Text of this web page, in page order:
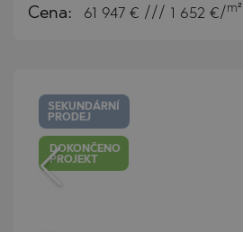
Cena: 61 947 € /// 1 652 €/ m²
SEKUNDÁRNÍ
PRODEJ
DOKONČENO
PROJEKT